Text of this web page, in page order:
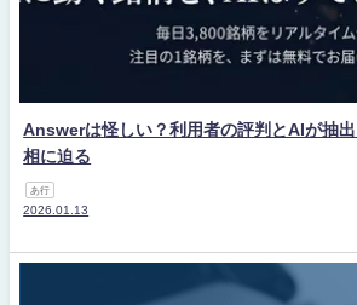
Answerは怪しい？利用者の評判とAIが抽
相に迫る
あ行
2026.01.13